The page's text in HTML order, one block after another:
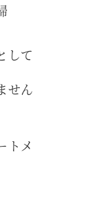
して
せん
トメ